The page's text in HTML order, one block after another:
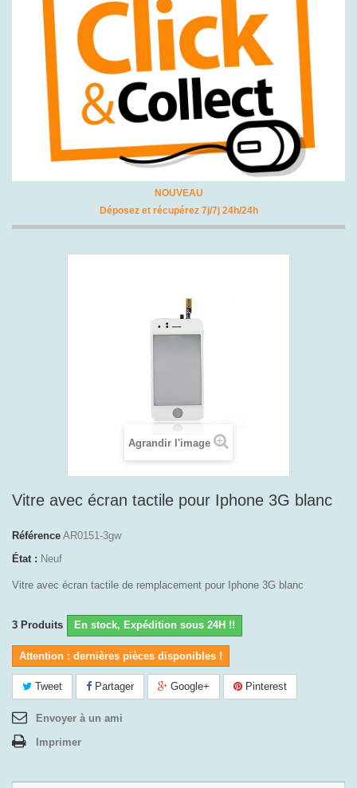
NOUVEAU
Déposez et récupérez 7j/7j 24h/24h
Agrandir l'image
Vitre avec écran tactile pour Iphone 3G blanc
Référence AR0151-3gw
État : Neuf
Vitre avec écran tactile de remplacement pour Iphone 3G blanc
3 Produits En stock, Expédition sous 24H !!
Attention : dernières pièces disponibles !
Tweet Partager Google+ Pinterest
Envoyer à un ami
Imprimer